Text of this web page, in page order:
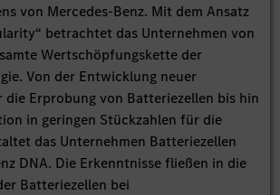
von Mercedes-Benz. Mit dem Ansatz
betrachtet das Unternehmen von
Wertschöpfungskette der
Von der Entwicklung neuer
die Erprobung von Batteriezellen bis hin
in geringen Stückzahlen für die
das Unternehmen Batteriezellen
DNA. Die Erkenntnisse fließen in die
Batteriezellen bei